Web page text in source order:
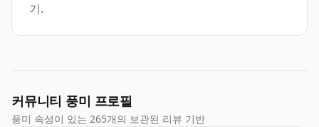
기.
커뮤니티 풍미 프로필
풍미 속성이 있는 265개의 보관된 리뷰 기반